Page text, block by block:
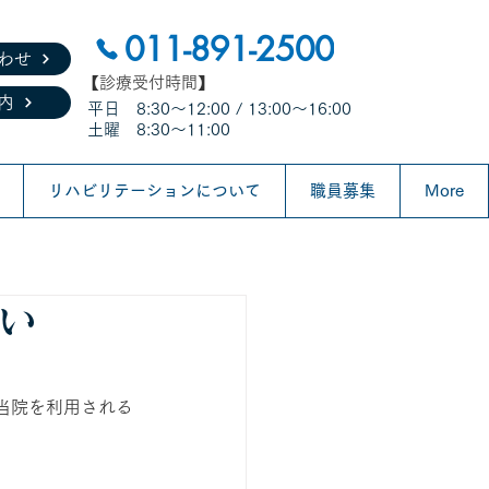
せ 011-891-2500
​【診療受付時間】
平日 8:30～12:00 / 13:00～16:00
土曜 8:30～11:00
リハビリテーションについて 職員募集 More
院を利用される